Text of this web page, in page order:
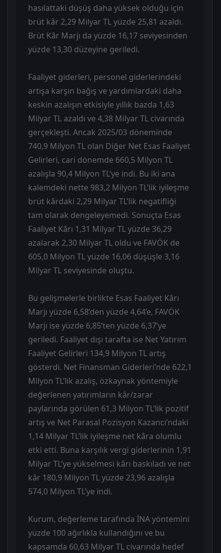
hasılattaki düşüş daha yüksek olduğu için
brüt kâr 2,29 Milyar TL yüzde 25,81 azaldı.
Brüt Kâr Marjı da yüzde 16,17 seviyesinden
yüzde 13,30 düzeyine geriledi.
Faaliyet giderleri, personel giderlerindeki
artışa karşın bağış ve yardımlardaki daha
keskin azalışın etkisiyle yıllık bazda 1,63
Milyar TL azaldı ve 4,38 Milyar TL civarında
gerçekleşti. Ancak 2025/03 döneminde
740,9 Milyon TL olan Diğer Net Esas Faaliyet
Gelirleri, cari dönemde 660,5 Milyon TL
azalışla 90,4 Milyon TL’ye indi. Bu iki ana
kalemdeki nette 983,2 Milyon TL’lik iyileşme
brüt kârdaki 2,29 Milyar TL’lik negatifliği
tam olarak dengeleyemedi. Sonuçta Esas
Faaliyet Kârı 1,31 Milyar TL yüzde 36,29
azalarak 2,30 Milyar TL oldu ve FAVÖK de
605,0 Milyon TL yüzde 16,06 düşüşle 3,16
Milyar TL seviyesinde oluştu.
Bu gelişmelerle birlikte Esas Faaliyet Kârı
Marjı yüzde 6,58’den yüzde 4,64’e, FAVÖK
Marjı ise yüzde 6,85’ten yüzde 6,37’ye
geriledi. Faaliyet dışı tarafta ise Net Yatırım
Faaliyet Gelirleri 134,9 Milyon TL artış
gösterdi. Net Finansman Giderleri’nde 622,1
Milyon TL’lik azalış, özkaynak yöntemiyle
değerlenen yatırımların kâr/zarar
paylarında görülen 61,3 Milyon TL’lik pozitif
artış ve Net Parasal Pozisyon Kazancı’ndaki
1,14 Milyar TL’lik iyileşme net kâra olumlu
etki etti. Buna karşılık vergi giderlerinin 1,91
Milyar TL’ye yükselmesi kârı baskıladı ve net
kâr 180,9 Milyon TL yüzde 23,96 azalışla
574,0 Milyon TL’ye indi.
Kurum, değerleme tarafında İNA yöntemini
yüzde 100 ağırlıkla kullandığını ve bu
kapsamda 60,63 Milyar TL civarında hedef